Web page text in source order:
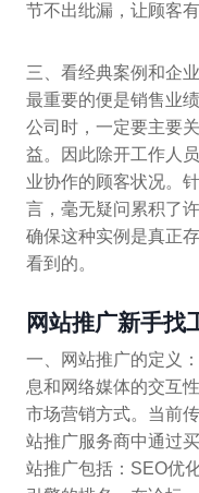
节不出纰漏，让顾客
三、看经典案例和企
最重要的便是销售业
公司时，一定要主要
益。因此除开工作人
业协作的顾客状况。
言，毫无疑问累积了
确保这种实例是真正
看到的。
网站推广新手找
一、网站推广的定义
息和网络媒体的交互
市场营销方式。当前
站推广服务商中通过
站推广包括：SEO优